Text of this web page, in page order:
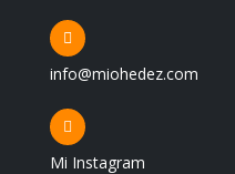
info@miohedez.com
Mi Instagram